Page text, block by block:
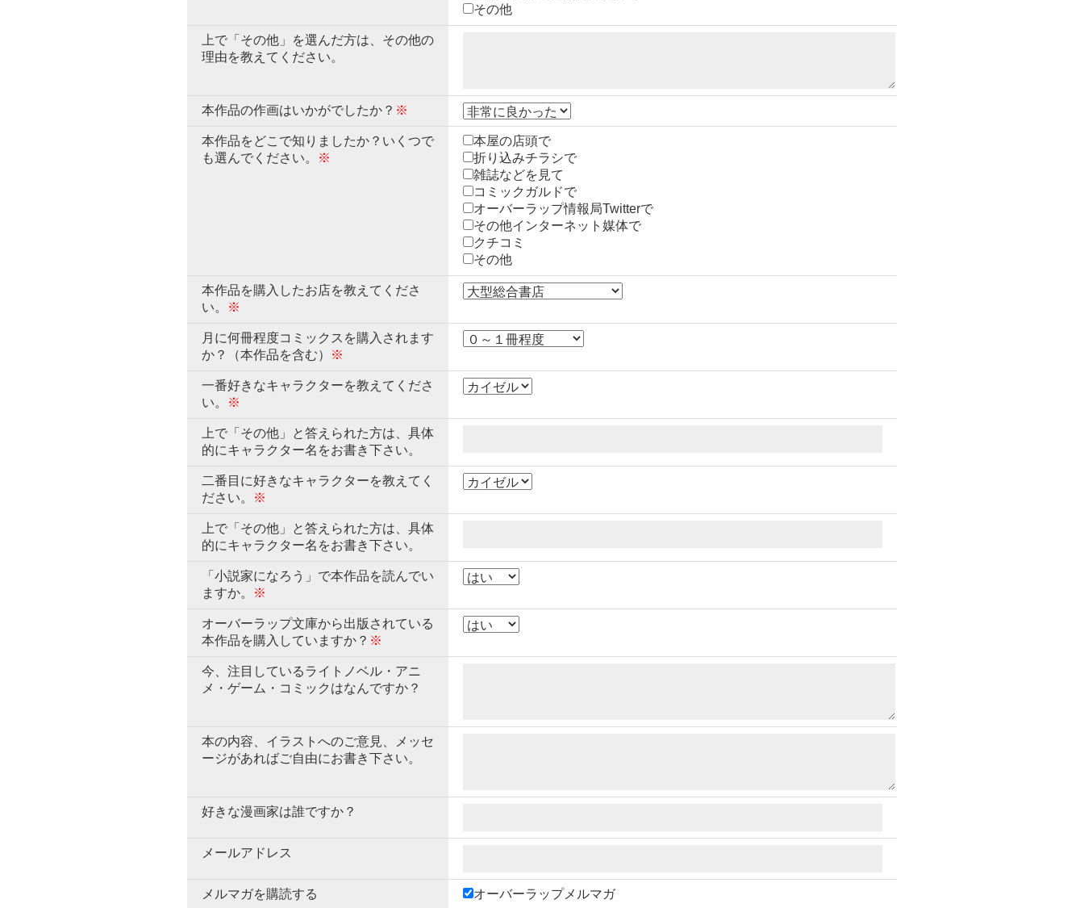
その他
上で「その他」を選んだ方は、その他の
理由を教えてください。
本作品の作画はいかがでしたか？ ※
本作品をどこで知りましたか？いくつで
も選んでください。
※
本屋の店頭で
折り込みチラシで
雑誌などを見て
コミックガルドで
オーバーラップ情報局Twitterで
その他インターネット媒体で
クチコミ
その他
本作品を購入したお店を教えてくださ
い。
※
月に何冊程度コミックスを購入されます
か？（本作品を含む）
※
一番好きなキャラクターを教えてくださ
い。
※
上で「その他」と答えられた方は、具体
的にキャラクター名をお書き下さい。
二番目に好きなキャラクターを教えてく
ださい。
※
上で「その他」と答えられた方は、具体
的にキャラクター名をお書き下さい。
「小説家になろう」で本作品を読んでい
ますか。
※
オーバーラップ文庫から出版されている
本作品を購入していますか？ ※
今、注目しているライトノベル・アニ
メ・ゲーム・コミックはなんですか？
本の内容、イラストへのご意見、メッセ
ージがあればご自由にお書き下さい。
好きな漫画家は誰ですか？
メールアドレス
メルマガを購読する オーバーラップメルマガ